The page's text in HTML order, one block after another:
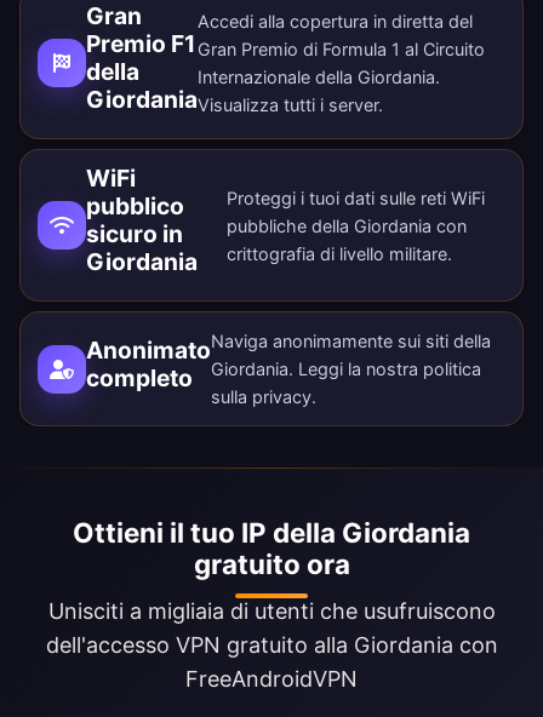
Gran
Premio F1
della
Giordania
Accedi alla copertura in diretta del
Gran Premio di Formula 1 al Circuito
Internazionale della Giordania.
Visualizza tutti i server.
WiFi
pubblico
sicuro in
Giordania
Proteggi i tuoi dati sulle reti WiFi
pubbliche della Giordania con
crittografia di livello militare.
Anonimato
completo
Naviga anonimamente sui siti della
Giordania. Leggi la nostra politica
sulla privacy.
Ottieni il tuo IP della Giordania
gratuito ora
Unisciti a migliaia di utenti che usufruiscono
dell'accesso VPN gratuito alla Giordania con
FreeAndroidVPN